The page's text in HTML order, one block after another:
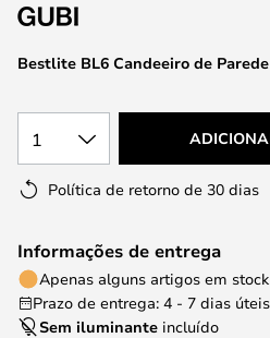
da
Galeria
deBestlite BL6 Candeeiro de
1
Política de retorno de 30 dias
Informações de entrega
Apenas alguns artigos em stock
Prazo de entrega: 4 - 7 dias úteis
Sem iluminante incluído